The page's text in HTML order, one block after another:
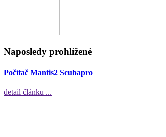
Naposledy prohlížené
Počítač Mantis2 Scubapro
detail článku ...